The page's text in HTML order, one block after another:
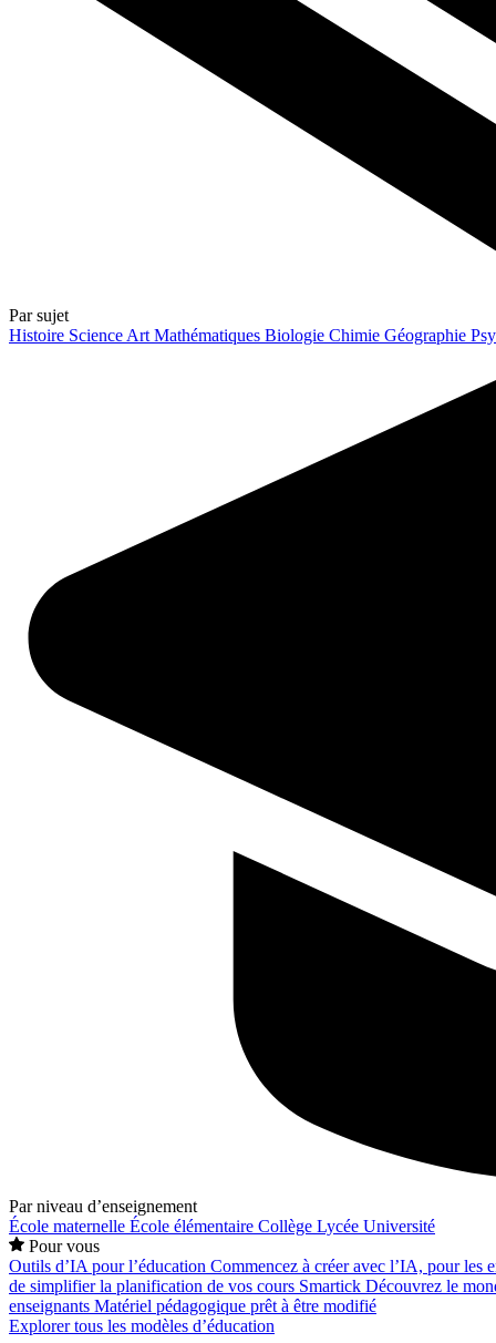
Par sujet
Histoire Science Art Mathématiques Biologie Chimie Géographie
Par niveau d’enseignement
École maternelle École élémentaire Collège Lycée Université
Pour vous
Outils d’IA pour l’éducation Commencez à créer avec l’IA, pour les
de simplifier la planification de vos cours Smartick Découvrez le
enseignants Matériel pédagogique prêt à être modifié
Explorer tous les modèles d’éducation